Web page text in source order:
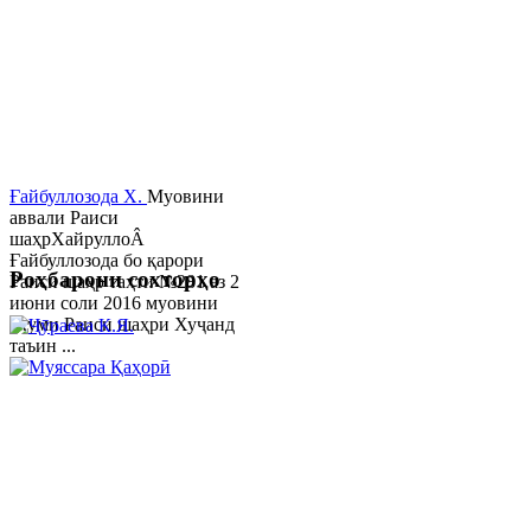
Ғайбуллозода Х. Муовини
аввали Раиси
шаҳрХайруллоÂ
Ғайбуллозода бо қарори
Раиси шаҳр таҳти №281 аз 2
июни соли 2016 муовини
якуми Раиси шаҳри Хуҷанд
таъин ...
Роҳбарони сохторҳо